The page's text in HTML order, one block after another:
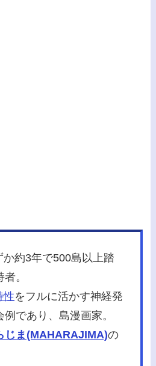
か約3年で500島以上踏
。
性をフルに活かす神経発
であり、島漫画家。
じま(MAHARAJIMA)の